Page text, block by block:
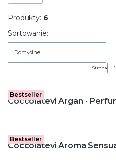
Produkty: 6
Lista produktów
Sortowanie:
Domyślne
Strona
Bestseller
Coccolatevi Argan -
Bestseller
Coccolatevi Aroma